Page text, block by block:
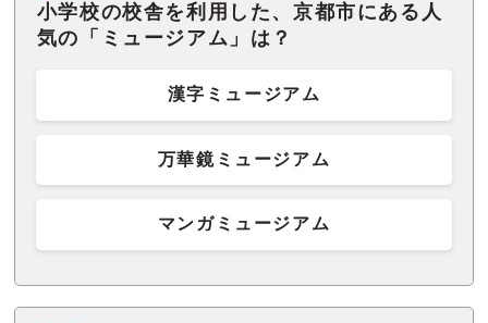
小学校の校舎を利用した、京都市にある人
気の「ミュージアム」は？
漢字ミュージアム
万華鏡ミュージアム
マンガミュージアム